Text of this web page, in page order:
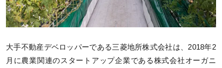
大手不動産デベロッパーである三菱地所株式会社は、2018年2
月に農業関連のスタートアップ企業である株式会社オーガニ